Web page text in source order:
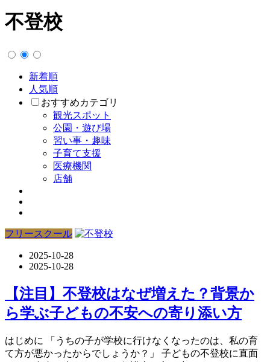
不登校
新着順
人気順
おすすめカテゴリ
観光スポット
公園・遊び場
習い事・趣味
子育て支援
医療機関
店舗
フリースクール
2025-10-28
2025-10-28
【注目】不登校はなぜ増えた？背景か
ら学ぶ子どもの不安への寄り添い方
はじめに 「うちの子が学校に行けなくなったのは、私の育
て方が悪かったからでしょうか？」 子どもの不登校に直面